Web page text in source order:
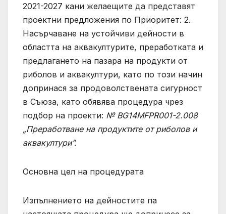
2021-2027 кани желаещите да представят
проектни предложения по Приоритет: 2.
Насърчаване на устойчиви дейности в
областта на аквакултурите, преработката и
предлагането на пазара на продукти от
риболов и аквакултури, като по този начин
допринася за продоволствената сигурност
в Съюза, като обявява процедура чрез
подбор на проекти: № BG14MFPR001-2.008
„Преработване на продуктите от риболов и
аквакултури”.
Основна цел на процедурата
Изпълнението на дейностите па